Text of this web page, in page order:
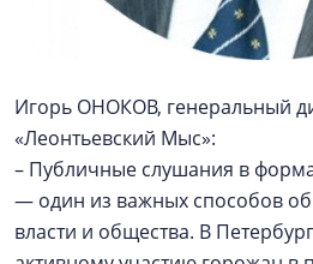
Игорь ОНОКОВ, генеральный
«Леонтьевский Мыс»:
– Публичные слушания в
— один из важных способов
власти и общества. В